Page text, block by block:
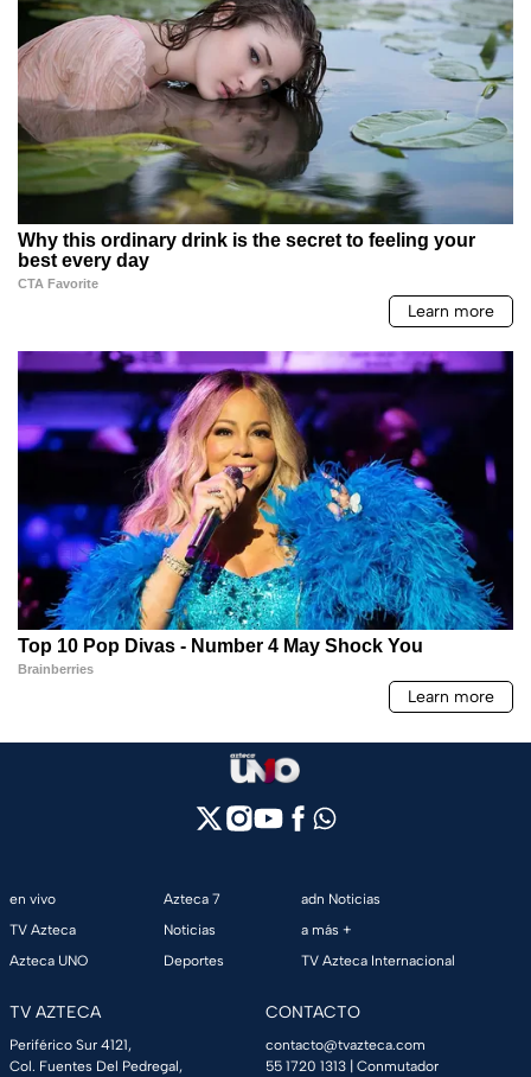
en vivo
TV Azteca
Azteca UNO
Azteca 7
Noticias
Deportes
adn Noticias
a más +
TV Azteca Internacional
TV AZTECA
Periférico Sur 4121,
Col. Fuentes Del Pedregal,
CONTACTO
contacto@tvazteca.com
55 1720 1313 | Conmutador